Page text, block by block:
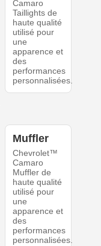
Camaro
Taillights de
haute qualité
utilisé pour
une
apparence et
des
performances
personnalisées.
Muffler
Chevrolet™
Camaro
Muffler de
haute qualité
utilisé pour
une
apparence et
des
performances
personnalisées.